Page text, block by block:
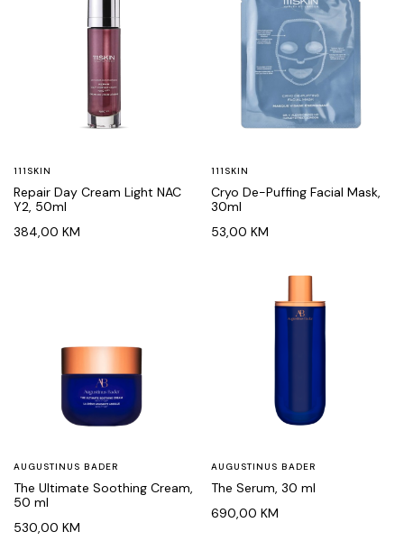
111SKIN
Repair Day Cream Light NAC
Y2, 50ml
384,00 KM
111SKIN
Cryo De-Puffing Facial Mask,
30ml
53,00 KM
AUGUSTINUS BADER
The Ultimate Soothing Cream,
50 ml
530,00 KM
AUGUSTINUS BADER
The Serum, 30 ml
690,00 KM